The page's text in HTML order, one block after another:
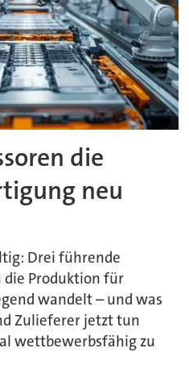
die
neu
Drei führende
die Produktion für
wandelt – und was
Zulieferer jetzt tun
wettbewerbsfähig zu